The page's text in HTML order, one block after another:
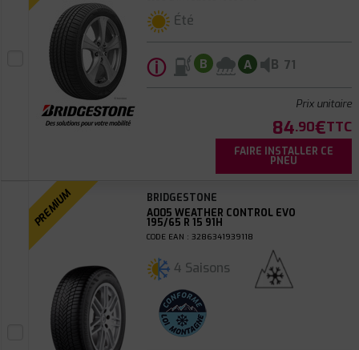
Été
ⓘ B A B 71
Prix unitaire
84.90€TTC
FAIRE INSTALLER CE
PNEU
PREMIUM
BRIDGESTONE
A005 WEATHER CONTROL EVO
195/65 R 15 91H
CODE EAN : 3286341939118
4 Saisons